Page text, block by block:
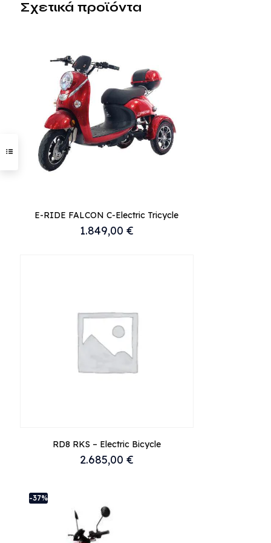
Σχετικά προϊόντα
E-RIDE FALCON C-Electric Tricycle
1.849,00 €
RD8 RKS – Electric Bicycle
2.685,00 €
προϊόν
-37%